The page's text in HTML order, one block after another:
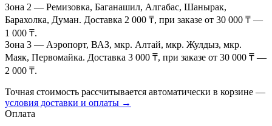
Зона 2 — Ремизовка, Баганашил, Алгабас, Шанырак,
Барахолка, Думан. Доставка 2 000 ₸, при заказе от 30 000 ₸ —
1 000 ₸.
Зона 3 — Аэропорт, ВАЗ, мкр. Алтай, мкр. Жулдыз, мкр.
Маяк, Первомайка. Доставка 3 000 ₸, при заказе от 30 000 ₸ —
2 000 ₸.
Точная стоимость рассчитывается автоматически в корзине —
условия доставки и оплаты →
Оплата